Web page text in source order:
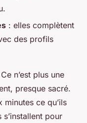
: elles complètent
des profils
n’est plus une
presque sacré.
ce qu’ils
pour